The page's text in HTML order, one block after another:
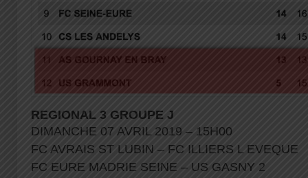
REGIONAL 3 GROUPE J
DIMANCHE 07 AVRIL 2019 – 15H00
FC AVRAIS ST LUBIN – FC ILLIERS L EVEQUE
FC EURE MADRIE SEINE – US GASNY 2